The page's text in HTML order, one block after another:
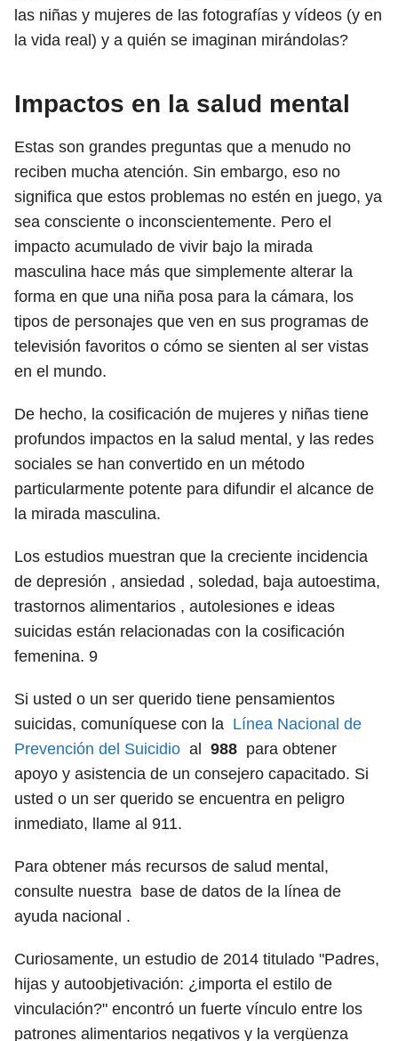
las niñas y mujeres de las fotografías y vídeos (y en
la vida real) y a quién se imaginan mirándolas?
Impactos en la salud mental
Estas son grandes preguntas que a menudo no
reciben mucha atención. Sin embargo, eso no
significa que estos problemas no estén en juego, ya
sea consciente o inconscientemente. Pero el
impacto acumulado de vivir bajo la mirada
masculina hace más que simplemente alterar la
forma en que una niña posa para la cámara, los
tipos de personajes que ven en sus programas de
televisión favoritos o cómo se sienten al ser vistas
en el mundo.
De hecho, la cosificación de mujeres y niñas tiene
profundos impactos en la salud mental, y las redes
sociales se han convertido en un método
particularmente potente para difundir el alcance de
la mirada masculina.
Los estudios muestran que la creciente incidencia
de depresión , ansiedad , soledad, baja autoestima,
trastornos alimentarios , autolesiones e ideas
suicidas están relacionadas con la cosificación
femenina. 9
Si usted o un ser querido tiene pensamientos
suicidas, comuníquese con la Línea Nacional de
Prevención del Suicidio al 988 para obtener
apoyo y asistencia de un consejero capacitado. Si
usted o un ser querido se encuentra en peligro
inmediato, llame al 911.
Para obtener más recursos de salud mental,
consulte nuestra base de datos de la línea de
ayuda nacional .
Curiosamente, un estudio de 2014 titulado "Padres,
hijas y autoobjetivación: ¿importa el estilo de
vinculación?" encontró un fuerte vínculo entre los
patrones alimentarios negativos y la vergüenza